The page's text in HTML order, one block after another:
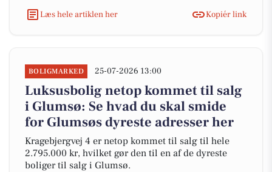
Læs hele artiklen her
Kopiér link
BOLIGMARKED 25-07-2026 13:00
Luksusbolig netop kommet til salg
i Glumsø: Se hvad du skal smide
for Glumsøs dyreste adresser her
Kragebjergvej 4 er netop kommet til salg til hele
2.795.000 kr, hvilket gør den til en af de dyreste
boliger til salg i Glumsø.